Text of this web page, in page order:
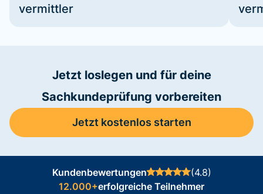
vermittler
Jetzt loslegen und für deine
Sachkundeprüfung vorbereiten
Jetzt kostenlos starten
Kundenbewertungen
(4.8)
12.000+erfolgreiche Teilnehmer